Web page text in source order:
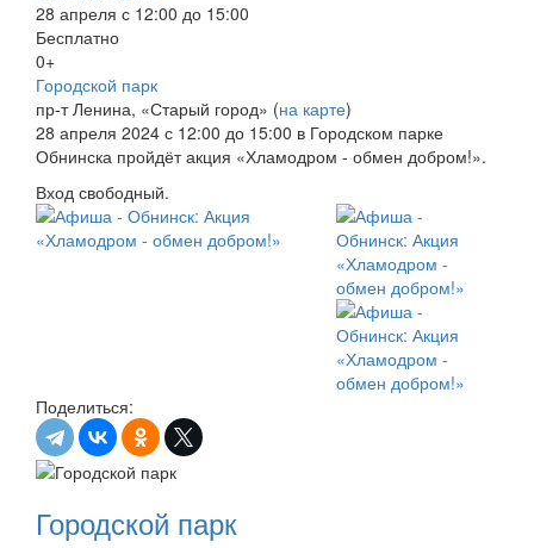
28 апреля с 12:00 до 15:00
Бесплатно
0+
Городской парк
пр-т Ленина, «Старый город» (на карте)
28 апреля 2024 с 12:00 до 15:00 в Городском парке
Обнинска пройдёт акция «Хламодром - обмен добром!».
Вход свободный.
Поделиться:
Городской парк